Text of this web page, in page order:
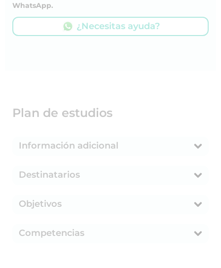
WhatsApp.
¿Necesitas ayuda?
Plan de estudios
Información adicional
Destinatarios
Objetivos
Competencias